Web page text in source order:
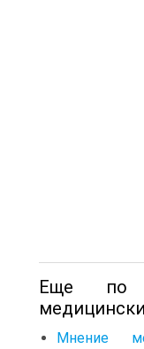
Еще по
Мнение